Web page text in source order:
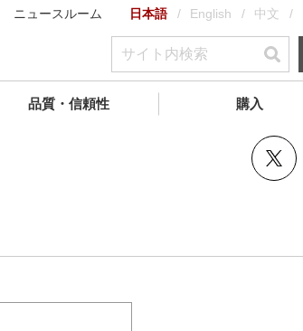
ニュースルーム 日本語 English 中文
品質・信頼性 購入